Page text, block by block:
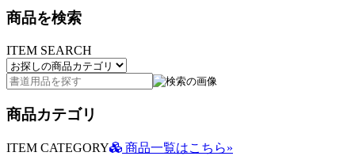
商品を検索
ITEM SEARCH
商品カテゴリ
ITEM CATEGORY
商品一覧はこちら»